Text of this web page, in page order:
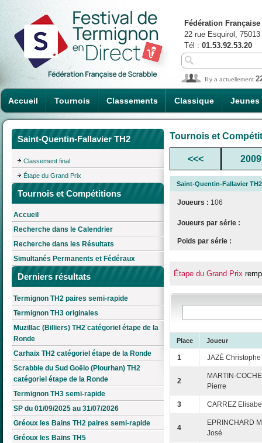
Accueil Tournois Classements Classique Jeunes
Fédération
22 rue Esquirol,
Tél : 01.53.92.53.20
Il y a actuellement
Saint-Quentin-Fallavier TH2
Classement final
Étape du Grand Prix
Tournois et Compétitions
Accueil
Recherche dans le Calendrier
Recherche dans les Résultats
Simultanés Permanents et Fédéraux
Derniers résultats
Termignon TH2 paires semi-rapide
Termignon TH3 originales
Muzillac (Billiers) TH2 catégoriel étape de la
Ronde
Carhaix TH2 catégoriel étape de la Ronde
Scrabble du Sud Goëlo (Plourhan) TH2
catégoriel étape de la Ronde
Termignon TH3 semi-rapide
SP du 01/09/2025 au 31/07/2026
Gréoux les Bains TH2 paires semi-rapide
Gréoux les Bains TH5
Tournois et
<<< 2009
Saint-Quentin-Fallavier TH2
Joueurs : 106
Joueurs par série :
Poids par série :
Étape du Grand Prix
Place Joueur
1 JAZÉ Christophe
2
MARTIN-
Pierre
3 CARREZ
4
EPRINCHARD
José